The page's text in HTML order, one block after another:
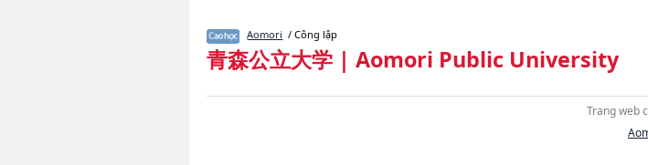
Aomori / Công lập
青森公立大学 | Aomori Public University
Trang web